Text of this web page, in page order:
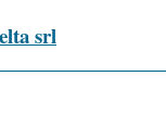
srl